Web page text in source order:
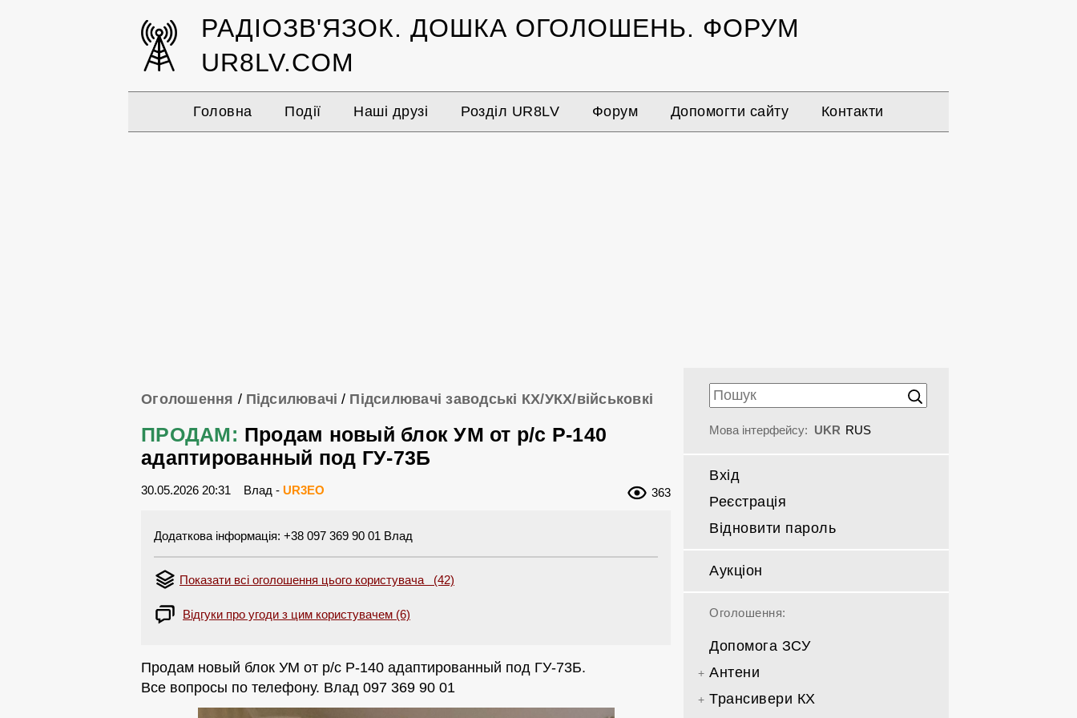
РАДІОЗВ'ЯЗОК. ДОШКА ОГОЛОШЕНЬ. ФОРУМ
UR8LV.COM
Головна Події Наші друзі Розділ UR8LV Форум Допомогти сайту Контакти
Оголошення / Підсилювачі / Підсилювачі заводські КХ/УКХ/військовкі
ПРОДАМ: Продам новый блок УМ от р/с Р-140
адаптированный под ГУ-73Б
30.05.2026 20:31 Влад - UR3EO 363
Додаткова інформація: +38 097 369 90 01 Влад
Показати всі оголошення цього користувача (42)
Відгуки про угоди з цим користувачем (6)
Продам новый блок УМ от р/с Р-140 адаптированный под ГУ-73Б.
Все вопросы по телефону. Влад 097 369 90 01
Мова інтерфейсу: UKR RUS
Вхід
Реєстрація
Відновити пароль
Аукціон
Оголошення:
Допомога ЗСУ
Антени
Спрямовані КВ
Трансивери КХ